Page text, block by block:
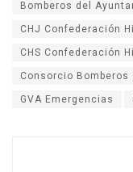
Bomberos del
CHJ Confederación
CHS Confederación
Consorcio
GVA Emergencias